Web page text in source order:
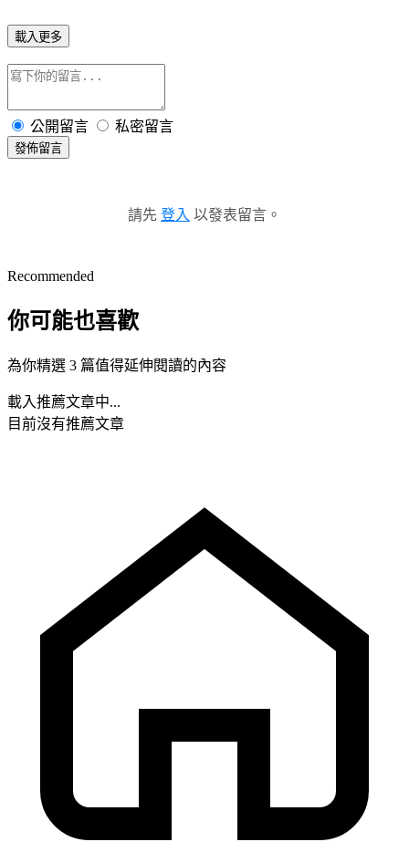
載入更多
公開留言 私密留言
發佈留言
請先 登入 以發表留言。
Recommended
你可能也喜歡
為你精選 3 篇值得延伸閱讀的內容
載入推薦文章中...
目前沒有推薦文章